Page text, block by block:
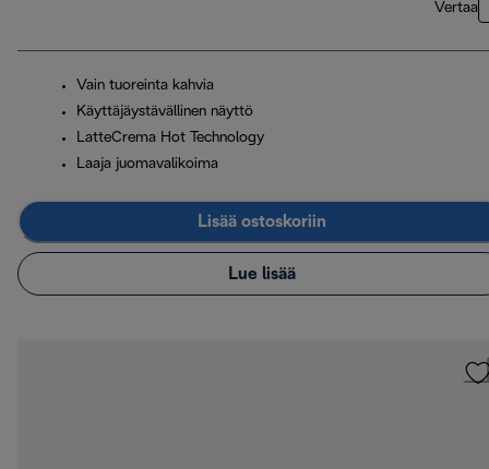
Vertaa
Vain tuoreinta kahvia
Käyttäjäystävällinen näyttö
LatteCrema Hot Technology
Laaja juomavalikoima
Lisää ostoskoriin
Lue lisää